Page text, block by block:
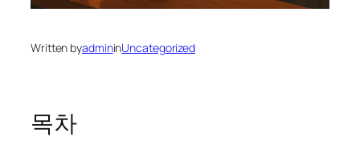
Written byadmininUncategorized
목차